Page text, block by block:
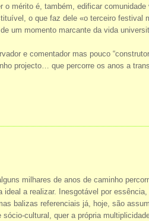
o mérito é, também, edificar
o que faz dele «o terceiro festival
um momento marcante da vida
e comentador mas pouco
projecto… que percorre os anos a
milhares de anos de caminho
a realizar. Inesgotável por
balizas referenciais já, hoje, são
cultural, quer a própria